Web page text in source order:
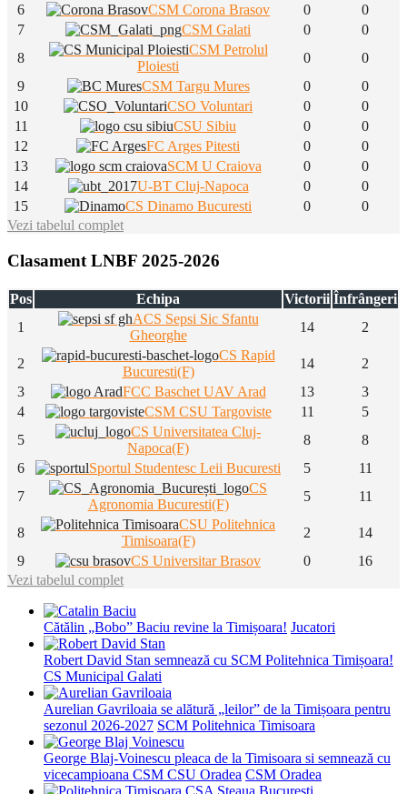
6
CSM Corona Brasov 0
0
7
CSM Galati 0
0
8
CSM Petrolul
Ploiesti
0
0
9
CSM Targu Mures 0
0
10
CSO Voluntari 0
0
11
CSU Sibiu 0
0
12
FC Arges Pitesti 0
0
13
SCM U Craiova 0
0
14
U-BT Cluj-Napoca 0
0
15
CS Dinamo Bucuresti 0
0
Vezi tabelul complet
Clasament LNBF 2025-2026
Pos Echipa Victorii Înfrângeri
1
ACS Sepsi Sic Sfantu
Gheorghe
14 2
2
CS Rapid
Bucuresti(F)
14
2
3
FCC Baschet UAV Arad 13
3
4
CSM CSU Targoviste 11
5
5
CS Universitatea Cluj-
Napoca(F)
8
8
6
Sportul Studentesc Leii Bucuresti 5
11
7
CS
Agronomia Bucuresti(F)
5 11
8
CSU Politehnica
Timisoara(F)
2
14
9
CS Universitar Brasov 0
16
Vezi tabelul complet
Cătălin „Bobo” Baciu revine la Timișoara! Jucatori
Robert David Stan semnează cu SCM Politehnica Timișoara!
CS Municipal Galati
Aurelian Gavriloaia se alătură „leilor” de la Timișoara pentru
sezonul 2026-2027 SCM Politehnica Timisoara
George Blaj-Voinescu pleaca de la Timisoara si semnează cu
vicecampioana CSM CSU Oradea CSM Oradea